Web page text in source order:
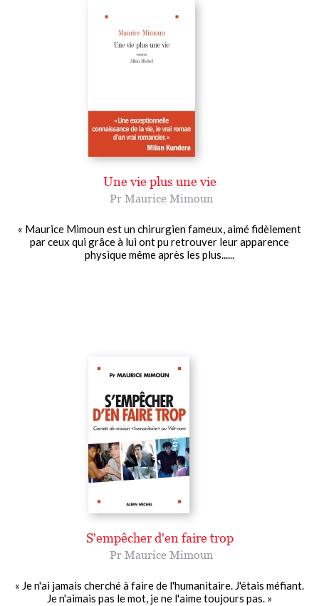
Une vie plus une vie
Pr Maurice Mimoun
« Maurice Mimoun est un chirurgien fameux, aimé fidèlement
par ceux qui grâce à lui ont pu retrouver leur apparence
physique même après les plus......
S'empêcher d'en faire trop
Pr Maurice Mimoun
« Je n'ai jamais cherché à faire de l'humanitaire. J'étais méfiant.
Je n'aimais pas le mot, je ne l'aime toujours pas. »